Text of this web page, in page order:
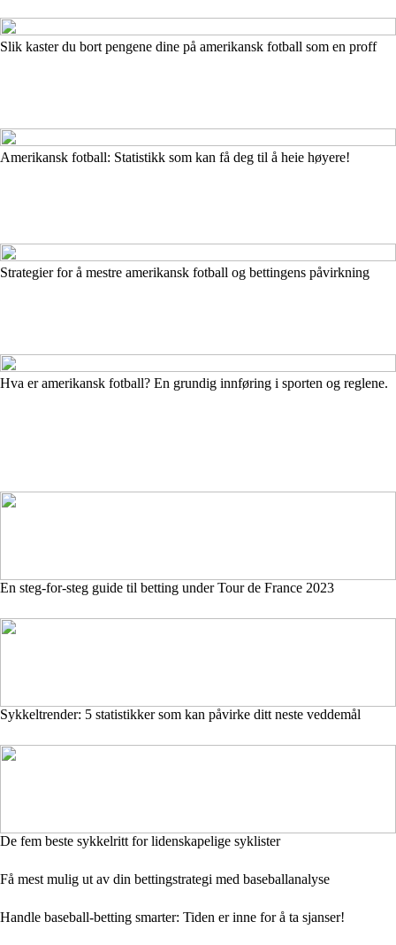
Slik kaster du bort pengene dine på amerikansk fotball som en proff
Amerikansk fotball: Statistikk som kan få deg til å heie høyere!
Strategier for å mestre amerikansk fotball og bettingens påvirkning
Hva er amerikansk fotball? En grundig innføring i sporten og reglene.
En steg-for-steg guide til betting under Tour de France 2023
Sykkeltrender: 5 statistikker som kan påvirke ditt neste veddemål
De fem beste sykkelritt for lidenskapelige syklister
Få mest mulig ut av din bettingstrategi med baseballanalyse
Handle baseball-betting smarter: Tiden er inne for å ta sjanser!